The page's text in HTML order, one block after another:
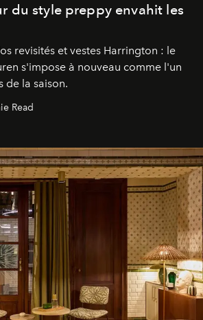
du style preppy envahit les
revisités et vestes Harrington : le
s'impose à nouveau comme l'un
de la saison.
Read